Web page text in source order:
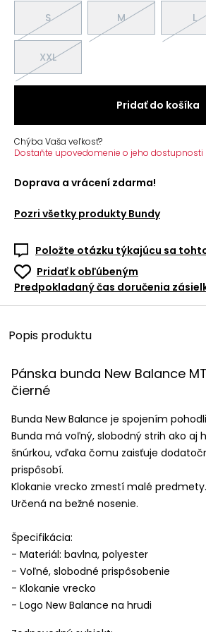
S M L
XXL
Pridať do košíka
Chýba Vaša veľkosť?
Dostaňte upovedomenie o jeho dostupnosti
Doprava a vrácení zdarma!
Pozri všetky produkty Bundy
Položte otázku týkajúcu sa
Pridať k obľúbeným
Predpokladaný čas doručenia
Popis produktu
Pánska bunda New Balance
čierné
Bunda New Balance je spojením
Bunda má voľný, slobodný strih ako aj
šnúrkou, vďaka čomu zaisťuje
prispôsobí.
Klokanie vrecko zmestí malé predmety.
Určená na bežné nosenie.
Špecifikácia:
- Materiál: bavlna, polyester
- Voľné, slobodné prispôsobenie
- Klokanie vrecko
- Logo New Balance na hrudi